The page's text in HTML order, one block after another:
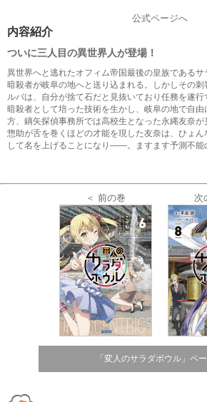
公式ページへ
内容紹介
ついに三人目の異世界人が登場！
異世界へと逃れたオフィム帝国最後の皇族である
暗殺者が岐阜の地へと送り込まれる。しかしその
ルバは、自分が捨て石だと見抜いており任務を遂
暗殺者として培った技術を生かし、岐阜の地で自
方、鏑矢探偵事務所では高校生となった永縄友奈が
惣助が舌を巻くほどの才能を現した友奈は、ひょん
して名を上げることになり――。ますます予測不能
＜ 前の巻 次
「変人のサラダボウル」ペ